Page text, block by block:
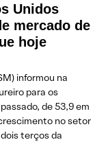
Unidos
mercado de
hoje
informou na
para os
de 53,9 em
no setor
terços da